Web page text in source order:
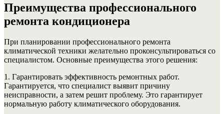
Преимущества профессионального
ремонта кондиционера
При планировании профессионального ремонта
климатической техники желательно проконсультироваться со
специалистом. Основные преимущества этого решения:
1. Гарантировать эффективность ремонтных работ.
Гарантируется, что специалист выявит причину
неисправности, а затем решит проблему. Это гарантирует
нормальную работу климатического оборудования.